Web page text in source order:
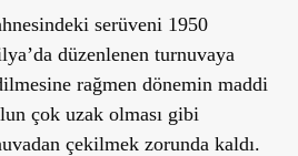
serüveni 1950
düzenlenen turnuvaya
rağmen dönemin maddi
çok uzak olması gibi
çekilmek zorunda kaldı.